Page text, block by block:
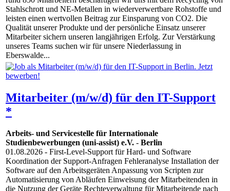
Stahlschrott und NE-Metallen in wiederverwertbare Rohstoffe und
leisten einen wertvollen Beitrag zur Einsparung von CO2. Die
Qualität unserer Produkte und der persönliche Einsatz unserer
Mitarbeiter sichern unseren langjährigen Erfolg. Zur Verstärkung
unseres Teams suchen wir für unsere Niederlassung in
Eberswalde...
Mitarbeiter (m/w/d) für den IT-Support
*
Arbeits- und Servicestelle für Internationale
Studienbewerbungen (uni-assist) e.V. - Berlin
01.08.2026 - First-Level-Support für Hard- und Software
Koordination der Support-Anfragen Fehleranalyse Installation der
Software auf den Arbeitsgeräten Anpassung von Scripten zur
Automatisierung von Abläufen Einweisung der Mitarbeitenden in
die Nutzung der Geräte Rechteverwaltung für Mitarbeitende nach